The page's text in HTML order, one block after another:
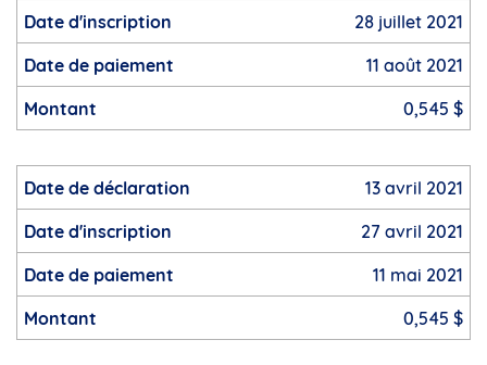
28 juillet 2021
11 août 2021
0,545 $
13 avril 2021
27 avril 2021
11 mai 2021
0,545 $